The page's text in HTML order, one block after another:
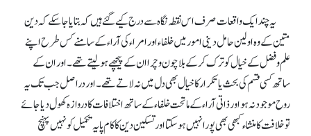
یہ چند ایک واقعات صرف اس نقطہ نگاہ سے درج کیے گئے ہیں کہ بتایا جاسکے کہ دین
متین کے وہ اولین حامل دینی امور میں خلفاء اور امراء کی آراء کے سامنے کس طرح اپنے
علم و فضل کے خیال کو ترک کر کے بلاچون و چرا ان کے پیچھے ہو لیتے تھے۔ اور ان کے
ساتھ کسی قسم کی بحث یا تکرار کا خیال بھی دل میں نہ لاتے تھے۔ اور دراصل جب تک یہ
روح موجود نہ ہو اور ذاتی آراء کے ماتحت خلفاء کے ساتھ اختلافات کا دروازہ کھول دیا جائے
تو خلافت کا منشاء کبھی بھی پورا نہیں ہوسکتا اور تسکین دین کا کام پایہ تکمیل کو نہیں پہنچ